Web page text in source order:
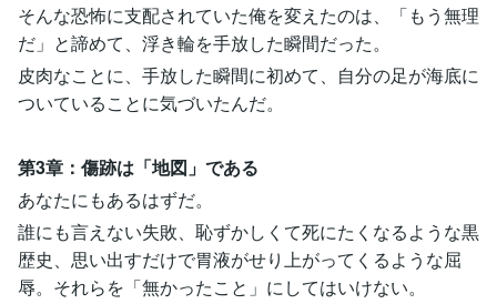
そんな恐怖に支配されていた俺を変えたのは、「もう無理
だ」と諦めて、浮き輪を手放した瞬間だった。
皮肉なことに、手放した瞬間に初めて、自分の足が海底に
ついていることに気づいたんだ。
第3章：傷跡は「地図」である
あなたにもあるはずだ。
誰にも言えない失敗、恥ずかしくて死にたくなるような黒
歴史、思い出すだけで胃液がせり上がってくるような屈
辱。それらを「無かったこと」にしてはいけない。